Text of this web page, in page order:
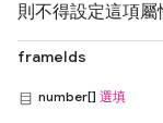
則不得設定這項屬
frameIds
number[] 選填